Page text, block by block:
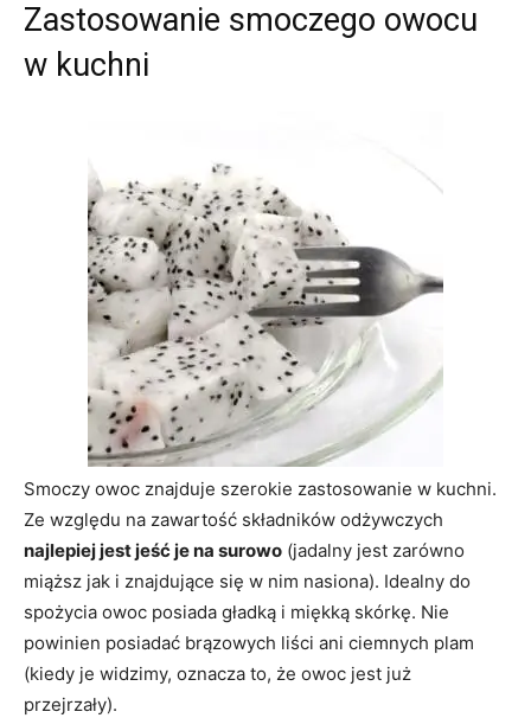
Zastosowanie smoczego owocu
w kuchni
Smoczy owoc znajduje szerokie zastosowanie w kuchni.
Ze względu na zawartość składników odżywczych
najlepiej jest jeść je na surowo (jadalny jest zarówno
miąższ jak i znajdujące się w nim nasiona). Idealny do
spożycia owoc posiada gładką i miękką skórkę. Nie
powinien posiadać brązowych liści ani ciemnych plam
(kiedy je widzimy, oznacza to, że owoc jest już
przejrzały).